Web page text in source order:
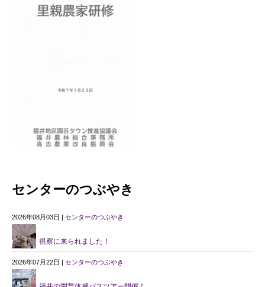
センターのつぶやき
2026年08月03日 | センターのつぶやき
視察に来られました！
2026年07月22日 | センターのつぶやき